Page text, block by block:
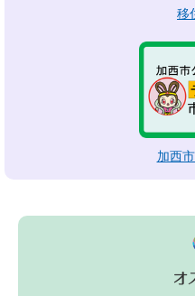
移
加西